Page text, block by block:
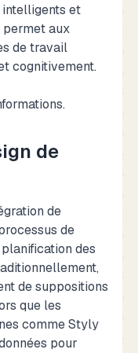
et
aux
de travail
cognitivement.
de
de
de
des
de suppositions
que les
comme Styly
pour